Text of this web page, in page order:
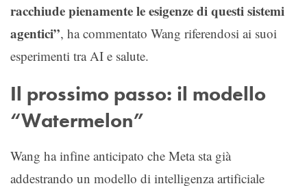
racchiude pienamente le esigenze di questi sistemi
agentici”, ha commentato Wang riferendosi ai suoi
esperimenti tra AI e salute.
Il prossimo passo: il modello
“Watermelon”
Wang ha infine anticipato che Meta sta già
addestrando un modello di intelligenza artificiale